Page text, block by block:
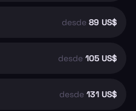
desde 89 US$
desde 105 US$
desde 131 US$